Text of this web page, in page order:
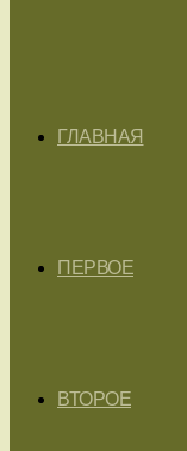
ГЛАВНАЯ
ПЕРВОЕ
ВТОРОЕ